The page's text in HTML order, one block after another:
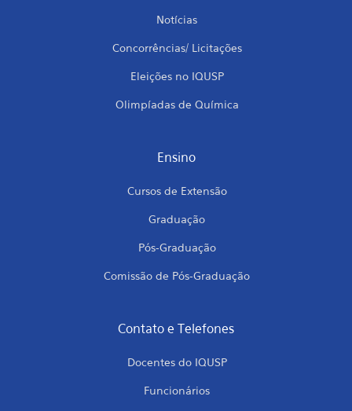
Notícias
Concorrências/ Licitações
Eleições no IQUSP
Olimpíadas de Química
Ensino
Cursos de Extensão
Graduação
Pós-Graduação
Comissão de Pós-Graduação
Contato e Telefones
Docentes do IQUSP
Funcionários